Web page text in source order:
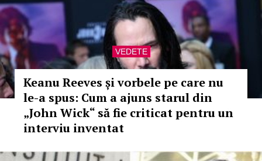
VEDETE
Keanu Reeves și vorbele pe care nu
le-a spus: Cum a ajuns starul din
„John Wick“ să fie criticat pentru un
interviu inventat